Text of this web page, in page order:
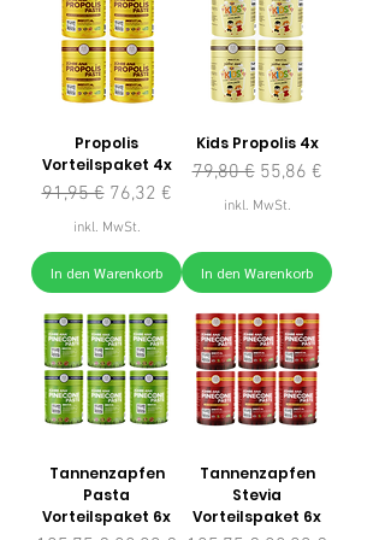
Propolis
Vorteilspaket 4x
Standardpreis
91,95 € Sale-Preis
76,32 €
inkl. MwSt.
In den Warenkorb
Kids Propolis 4x
Standardpreis
79,80 € Sale-Preis
55,86 €
inkl. MwSt.
In den Warenkorb
Tannenzapfen
Pasta
Vorteilspaket 6x
Tannenzapfen
Stevia
Vorteilspaket 6x